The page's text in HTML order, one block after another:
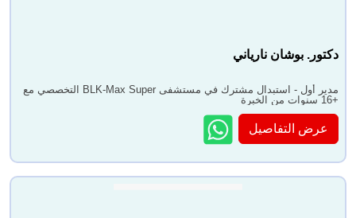
دكتور. بوشان نارياني
مدير أول - استبدال مشترك في مستشفى BLK-Max Super التخصصي مع
+16 سنوات من الخبرة
عرض التفاصيل